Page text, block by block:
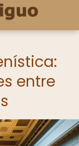
entre